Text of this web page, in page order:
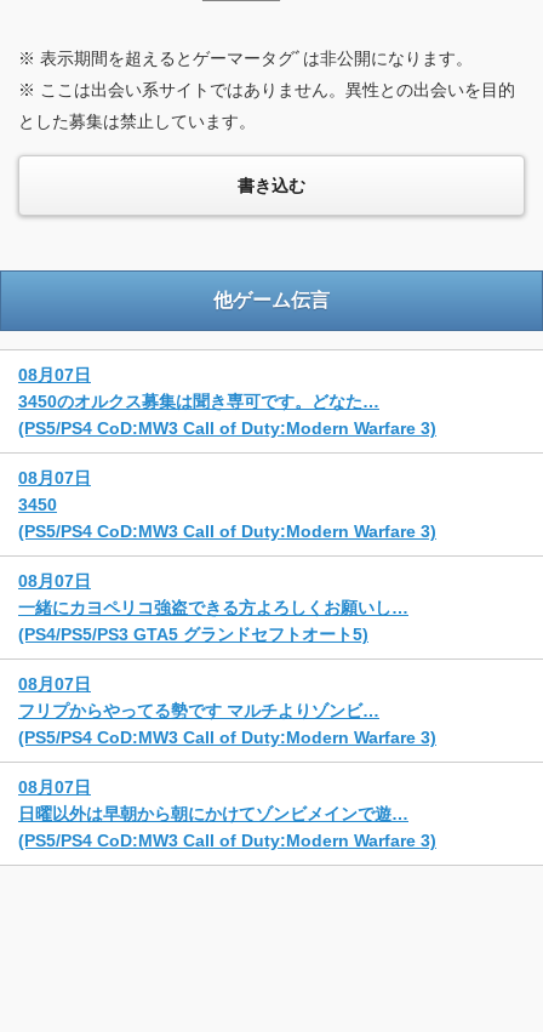
※ 表示期間を超えるとゲーマータグﾞは非公開になります。
※ ここは出会い系サイトではありません。異性との出会いを目的
とした募集は禁止しています。
他ゲーム伝言
08月07日
3450のオルクス募集は聞き専可です。どなた…
(PS5/PS4 CoD:MW3 Call of Duty:Modern Warfare 3)
08月07日
3450
(PS5/PS4 CoD:MW3 Call of Duty:Modern Warfare 3)
08月07日
一緒にカヨペリコ強盗できる方よろしくお願いし…
(PS4/PS5/PS3 GTA5 グランドセフトオート5)
08月07日
フリプからやってる勢です マルチよりゾンビ…
(PS5/PS4 CoD:MW3 Call of Duty:Modern Warfare 3)
08月07日
日曜以外は早朝から朝にかけてゾンビメインで遊…
(PS5/PS4 CoD:MW3 Call of Duty:Modern Warfare 3)